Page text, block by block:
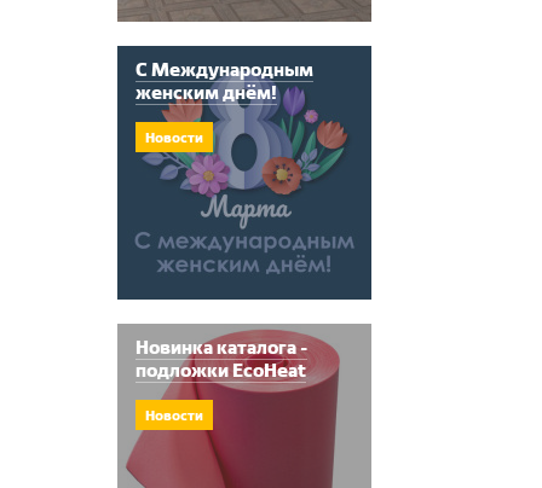
С Международным
женским днём!
Новости
Новинка каталога -
подложки EcoHeat
Новости